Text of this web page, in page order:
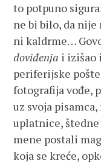
to potpuno
ne bi bilo, da
ni kaldrme…
doviđenja i izišao
periferijske
fotografija vođe,
uz svoja
uplatnice, štedne
mene postali
koja se kreće,